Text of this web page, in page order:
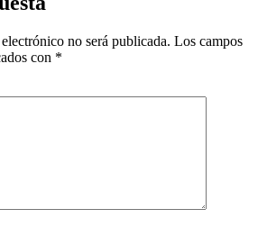
no será publicada. Los campos
con *